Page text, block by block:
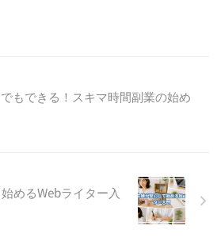
もできる！スキマ時間副業の始め
めるWebライター入